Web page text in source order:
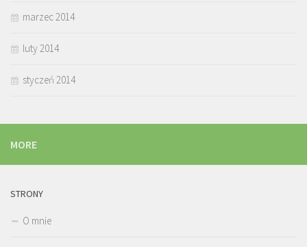
marzec 2014
luty 2014
styczeń 2014
MORE
STRONY
O mnie